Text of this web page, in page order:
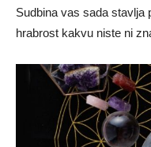
Sudbina vas sada stavlja
hrabrost kakvu niste ni